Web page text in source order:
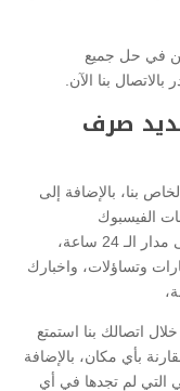
في حل جميع
بنا الآن.
صرف
بنا، بالإضافة إلى
الفيسبوك
والإنستقرام، حيث إننا في انتظارك ونعمل على مدار الـ 24 ساعة،
وتساؤلات، واخبارك
اتصالك بنا استمتع
بأي مكان، بالإضافة
التي لم تجدها في أي